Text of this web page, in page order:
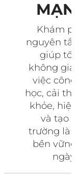
Khám
nguyên
giúp tối
không
việc
học, cải
khỏe,
và tạo
trường
bền
ngày.